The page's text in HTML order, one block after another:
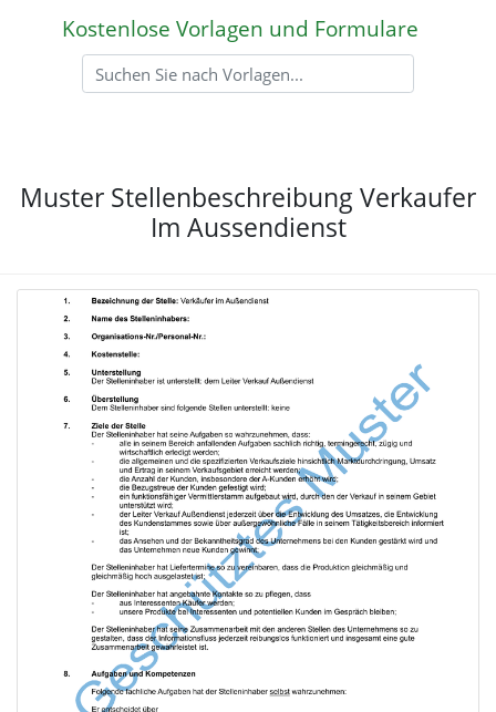
Kostenlose Vorlagen und Formulare
Muster Stellenbeschreibung Verkaufer
Im Aussendienst